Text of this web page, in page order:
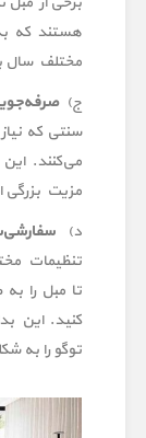
هستند که
مختلف سال
ج)
سنتی که
می‌کنند.
مزیت
د)
تنظیمات
تا مبل را
کنید. این
توگو را به